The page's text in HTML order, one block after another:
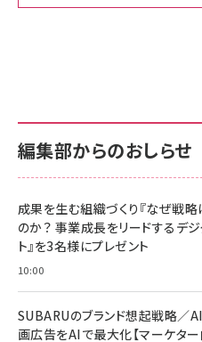
￥880
anan(アンア
スペシャルエデ
￥1,100
anan(アンア
￥880
ママ投資家が育
サポート正規品
NIMASO ガラ
すい ガイド枠
2枚セット
￥1,599
￥6,980
サポート正規品
Amazon eギフ
￥5,000
Anker
Pro/Air 各種対
￥1,890
編集部からのおしらせ
成果を生む組織づくり『なぜ戦
のか？ 事業成長をリードするデ
ト』を3名様にプレゼント
10:00
SUBARUのブランド想起戦略／AI
画広告をAIで最大化【マーケター